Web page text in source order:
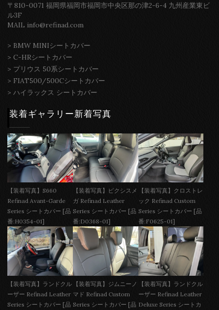
〒810-0071 福岡県福岡市福岡市中央区那の津2-6-4 九州産業東ビ
ル3F
MAIL info@refinad.com
> BMW MINIシートカバー
> C-HRシートカバー
> プリウス 50系シートカバー
> FIAT500/500Cシートカバー
> ハイラックス シートカバー
装着ギャラリー新着写真
【装着写真】S660
Refinad Avant-Garde
Series シートカバー [品
番:H0354-01]
【装着写真】ピクシスメ
ガ Refinad Leather
Series シートカバー [品
番:D0368-01]
【装着写真】クロストレ
ック Refinad Custom
Series シートカバー [品
番:F0625-01]
【装着写真】ランドクル
ーザー Refinad Leather
Series シートカバー [品
【装着写真】ジムニーノ
マド Refinad Custom
Series シートカバー [品
【装着写真】ランドクル
ーザー Refinad Leather
Deluxe Series シートカ